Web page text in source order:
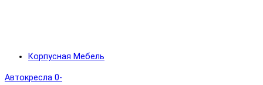
Корпусная Мебель
Автокресла 0-